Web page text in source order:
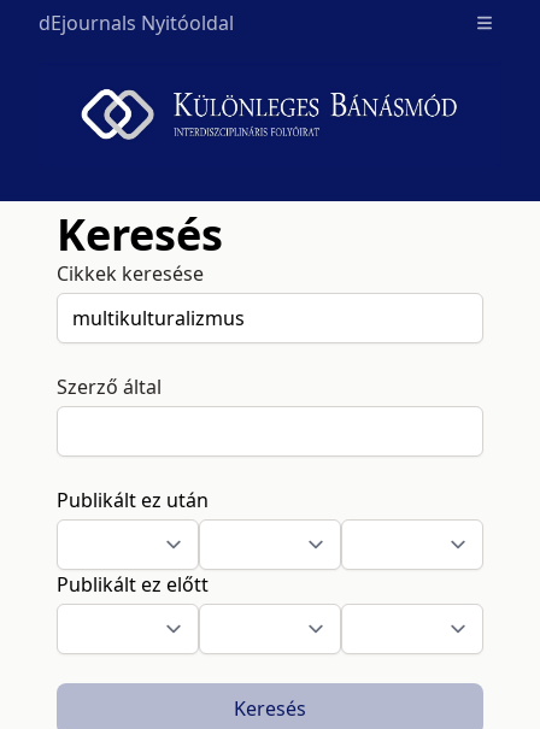
dEjournals Nyitóoldal Open
Keresés
Cikkek keresése
Szerző által
Publikált ez után
Publikált ez előtt
Keresés